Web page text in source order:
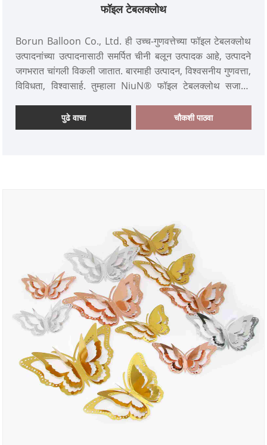
फॉइल टेबलक्लोथ
Borun Balloon Co., Ltd. ही उच्च-गुणवत्तेच्या फॉइल टेबलक्लोथ
उत्पादनांच्या उत्पादनासाठी समर्पित चीनी बलून उत्पादक आहे, उत्पादने
जगभरात चांगली विकली जातात. बारमाही उत्पादन, विश्वसनीय गुणवत्ता,
विविधता, विश्वासार्ह. तुम्हाला NiuN® फॉइल टेबलक्लोथ सजावट
जाणून घ्यायची असल्यास, कृपया आमच्याशी मोकळ्या मनाने संपर्क साधा,
आम्ही उच्च-गुणवत्तेच्या आणि स्पर्धात्मक किमती प्रदान करू, तुमचा
फिल्मच्या पृष्ठभागावर धातूच्या ॲल्युमिनियमच्या थराने लेपित केले जाते.
सामग्रीमध्ये पीईटी फिल्मची उच्च शक्ती, अश्रू प्रतिरोध आणि वृद्धत्व
प्रतिरोध तसेच ॲल्युमिनियमच्या थराची उच्च चमक आणि अडथळा
गुणधर्म आहेत. हे सूप आणि तेलाच्या डागांच्या प्रवेशास प्रभावीपणे
अवरोधित करू शकते, ते जलरोधक आणि आर्द्रता-प्रतिरोधक आहे आणि
फक्त साफसफाई करताना पुसणे किंवा टाकून देणे आवश्यक आहे, जे
वापरण्यास सोयीचे आहे. तपशील सामान्य फॉइल टेबलक्लोथ आकार
1.37*1.83m, 1.37*2.74m आणि 1*2.7m घरगुती आणि लहान
आणि मध्यम आकाराच्या पार्टी टेबलसाठी आहेत. विविध दृश्यांच्या
डेस्कटॉप लेआउट आवश्यकता पूर्ण करण्यासाठी ग्राहकांच्या
आवश्यकतांनुसार काही उत्पादने फॉइल टेबलक्लोथ आकार आणि नमुना
सानुकूलित केली जाऊ शकतात. रंग रंग समृद्ध आणि वैविध्यपूर्ण आहेत,
ज्यात लाल, चांदी, सोने आणि काळा, तसेच मॅकरून, लेसर, ग्रेडियंट
पुढे वाचा चौकशी पाठवा